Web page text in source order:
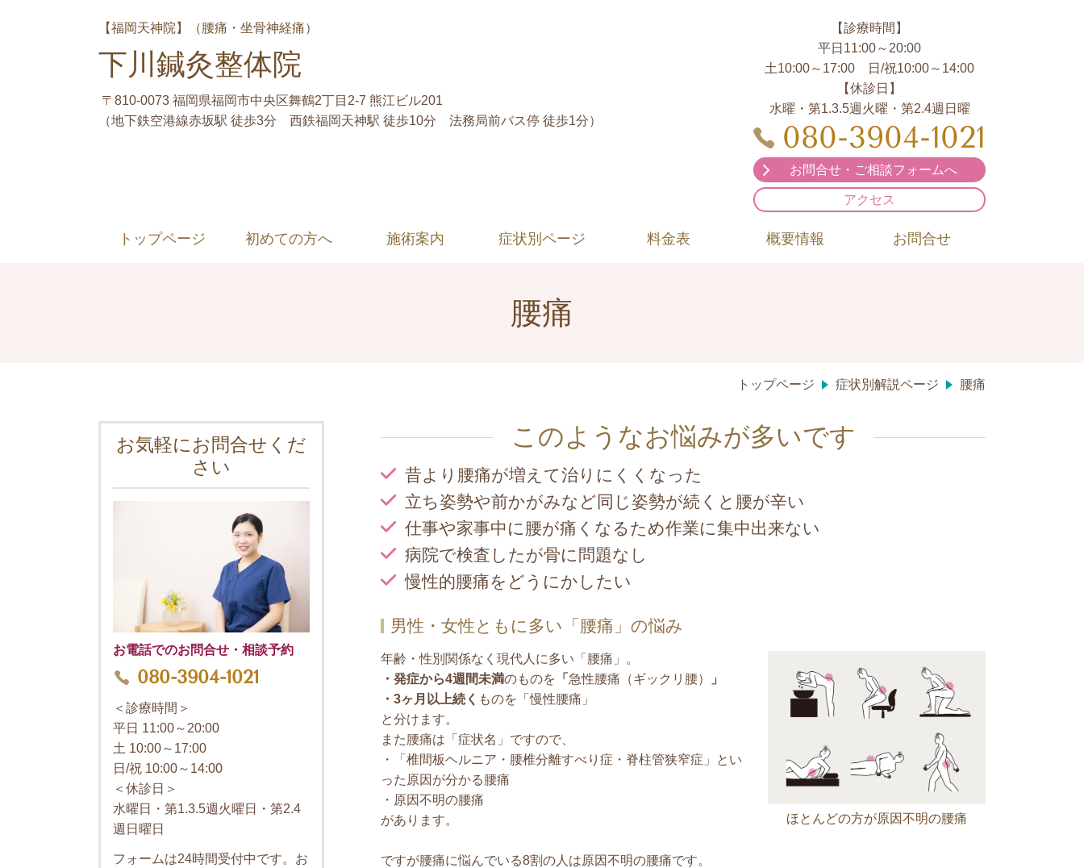
【福岡天神院】（腰痛・坐骨神経痛）
下川鍼灸整体院
〒810-0073 福岡県福岡市中央区舞鶴2丁目2-7 熊江ビル201
（地下鉄空港線赤坂駅 徒歩3分 西鉄福岡天神駅 徒歩10分 法務局前バス停 徒歩1分）
【診療時間】
平日11:00～20:00
土10:00～17:00 日/祝10:00～14:00
【休診日】
水曜・第1.3.5週火曜・第2.4週日曜
080-3904-1021
お問合せ・ご相談フォームへ
アクセス
トップページ 初めての方へ 施術案内 症状別ページ 料金表 概要情報 お問合せ
腰痛
トップページ 症状別解説ページ 腰痛
このようなお悩みが多いです
昔より腰痛が増えて治りにくくなった
立ち姿勢や前かがみなど同じ姿勢が続くと腰が辛い
仕事や家事中に腰が痛くなるため作業に集中出来ない
病院で検査したが骨に問題なし
慢性的腰痛をどうにかしたい
男性・女性ともに多い「腰痛」の悩み
ほとんどの方が原因不明の腰痛
年齢・性別関係なく現代人に多い「腰痛」。
・発症から4週間未満のものを 「 急性腰痛（ギックリ腰）
」
・3ヶ月以上続く ものを「慢性腰痛」
と分けます。
また腰痛は「症状名」ですので、
・「椎間板ヘルニア・腰椎分離すべり症・脊柱管狭窄症」とい
った原因が分かる腰痛
・原因不明の腰痛
があります。
ですが腰痛に悩んでいる8割の人は原因不明の腰痛です。
お気軽にお問合せくだ
さい
お電話でのお問合せ・相談予約
080-3904-1021
＜診療時間＞
平日 11:00～20:00
土 10:00～17:00
日/祝 10:00～14:00
＜休診日＞
水曜日・第1.3.5週火曜日・第2.4
週日曜日
フォームは24時間受付中です。お